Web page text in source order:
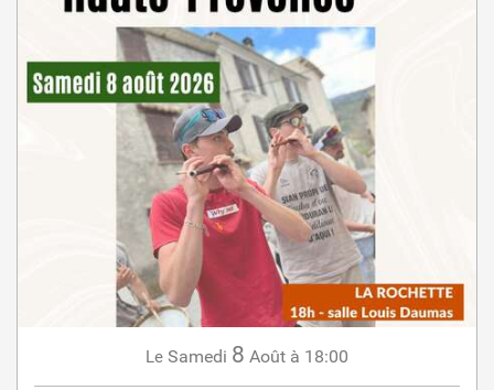
Le Samedi 8 Août à 18:00